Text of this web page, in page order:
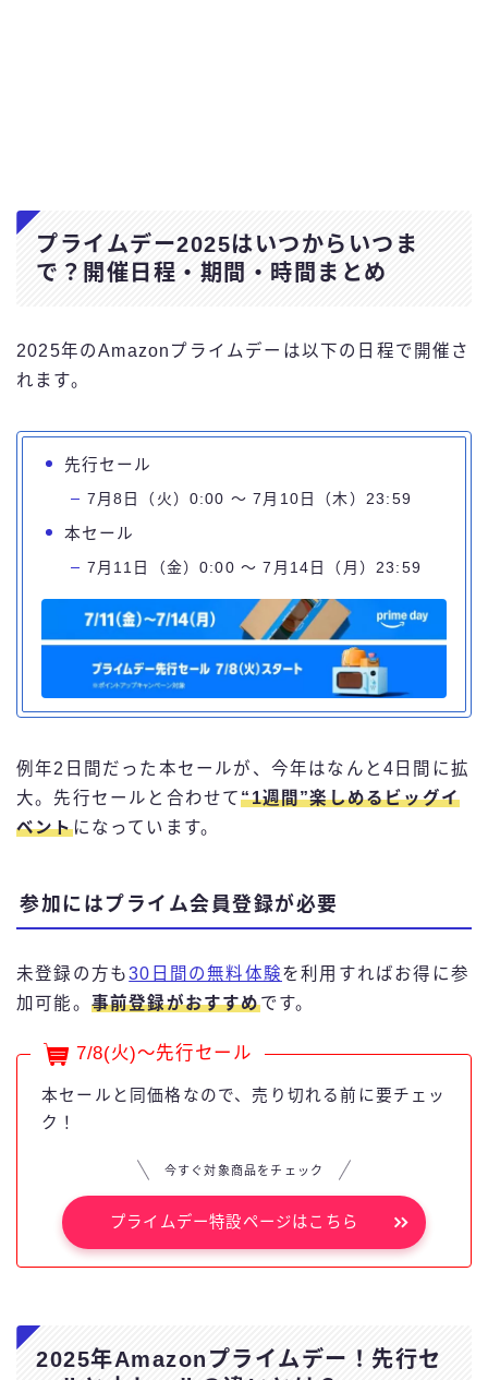
プライムデー2025はいつからいつま
で？開催日程・期間・時間まとめ
2025年のAmazonプライムデーは以下の日程で開催さ
れます。
先行セール
7月8日（火）0:00 ～ 7月10日（木）23:59
本セール
7月11日（金）0:00 ～ 7月14日（月）23:59
例年2日間だった本セールが、今年はなんと4日間に拡
大。先行セールと合わせて“1週間”楽しめるビッグイ
ベントになっています。
参加にはプライム会員登録が必要
未登録の方も30日間の無料体験を利用すればお得に参
加可能。 事前登録がおすすめです。
7/8(火)～先行セール
本セールと同価格なので、売り切れる前に要チェッ
ク！
今すぐ対象商品をチェック
プライムデー特設ページはこちら
2025年Amazonプライムデー！先行セ